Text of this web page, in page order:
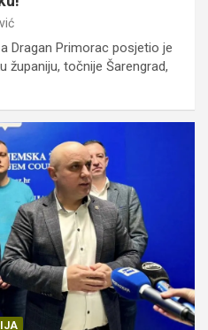
Dragan Primorac posjetio je
županiju, točnije Šarengrad,